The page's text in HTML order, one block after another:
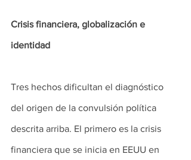
Crisis financiera, globalización e
identidad
Tres hechos dificultan el diagnóstico
del origen de la convulsión política
descrita arriba. El primero es la crisis
financiera que se inicia en EEUU en